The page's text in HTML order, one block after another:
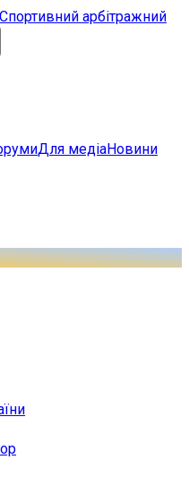
Спортивний арбітражний
Для медіаНовини